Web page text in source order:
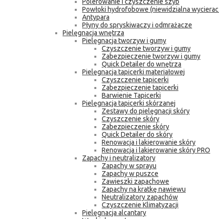
Powłoki hydrofobowe (niewidzialna
Antypara
Płyny do spryskiwaczy i odmrażacze
Pielęgnacja wnętrza
Pielęgnacja tworzyw i gumy
Czyszczenie tworzyw i gumy
Zabezpieczenie tworzyw i gumy
Quick Detailer do wnętrza
Pielęgnacja tapicerki materiałowej
Czyszczenie tapicerki
Zabezpieczenie tapicerki
Barwienie Tapicerki
Pielęgnacja tapicerki skórzanej
Zestawy do pielęgnacji skóry
Czyszczenie skóry
Zabezpieczenie skóry
Quick Detailer do skóry
Renowacja i lakierowanie skóry
Renowacja i lakierowanie skóry PRO
Zapachy i neutralizatory
Zapachy w sprayu
Zapachy w puszce
Zawieszki zapachowe
Zapachy na kratkę nawiewu
Neutralizatory zapachów
Czyszczenie Klimatyzacji
Pielęgnacja alcantary